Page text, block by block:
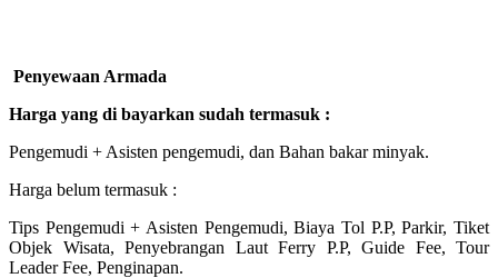
Penyewaan Armada
Harga yang di bayarkan sudah termasuk :
Pengemudi + Asisten pengemudi, dan Bahan bakar minyak.
Harga belum termasuk :
Tips Pengemudi + Asisten Pengemudi, Biaya Tol P.P, Parkir, Tiket
Objek Wisata, Penyebrangan Laut Ferry P.P, Guide Fee, Tour
Leader Fee, Penginapan.